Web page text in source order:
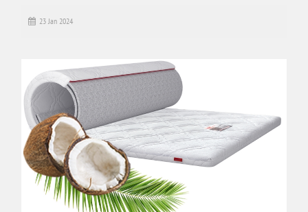
23 Jan 2024